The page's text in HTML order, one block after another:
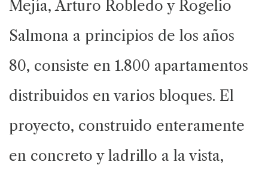
Mejía, Arturo Robledo y Rogelio
Salmona a principios de los años
80, consiste en 1.800 apartamentos
distribuidos en varios bloques. El
proyecto, construido enteramente
en concreto y ladrillo a la vista,